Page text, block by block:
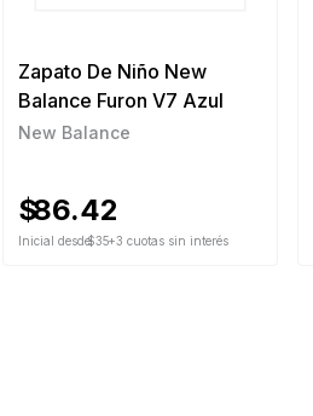
Zapato De Niño New
Balance Furon V7 Azul
New Balance
$86.42
Inicial desde$35+3 cuotas sin interés